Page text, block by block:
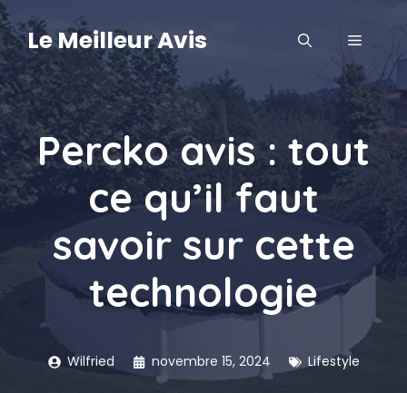
Aller
au
contenu
Le Meilleur Avis MENU
Percko avis : tout
ce qu’il faut
savoir sur cette
technologie
Wilfried novembre 15, 2024 Lifestyle